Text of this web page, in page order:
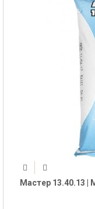
Мастер 13.40.13 |